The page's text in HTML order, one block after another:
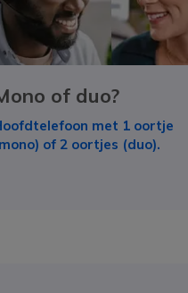
of duo?
met 1 oortje
of 2 oortjes (duo).